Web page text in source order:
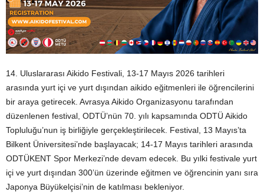
14. Uluslararası Aikido Festivali, 13-17 Mayıs 2026 tarihleri
arasında yurt içi ve yurt dışından aikido eğitmenleri ile öğrencilerini
bir araya getirecek. Avrasya Aikido Organizasyonu tarafından
düzenlenen festival, ODTÜ’nün 70. yılı kapsamında ODTÜ Aikido
Topluluğu’nun iş birliğiyle gerçekleştirilecek. Festival, 13 Mayıs’ta
Bilkent Üniversitesi’nde başlayacak; 14-17 Mayıs tarihleri arasında
ODTÜKENT Spor Merkezi’nde devam edecek. Bu yılki festivale yurt
içi ve yurt dışından 300’ün üzerinde eğitmen ve öğrencinin yanı sıra
Japonya Büyükelçisi’nin de katılması bekleniyor.